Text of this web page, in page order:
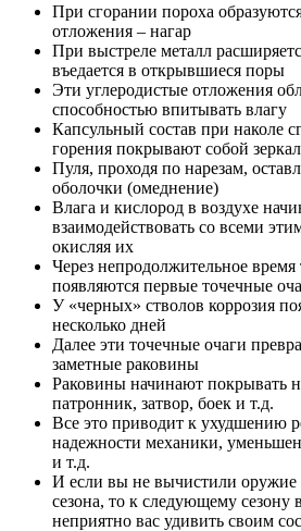
При сгорании пороха
отложения – нагар
При выстреле металл
въедается в открывшиеся поры
Эти углеродистые отложения
способностью впитывать влагу
Капсульный состав при наколе
горения покрывают собой
Пуля, проходя по нарезам,
оболочки (омеднение)
Влага и кислород в воздухе
взаимодействовать со всеми
окисляя их
Через непродолжительное время
появляются первые точечные
У «черных» стволов коррозия
несколько дней
Далее эти точечные очаги
заметные раковины
Раковины начинают покрывать
патронник, затвор, боек и т.д.
Все это приводит к ухудшению
надежности механики,
и т.д.
И если вы не вычистили оружие
сезона, то к следующему
неприятно вас удивить своим